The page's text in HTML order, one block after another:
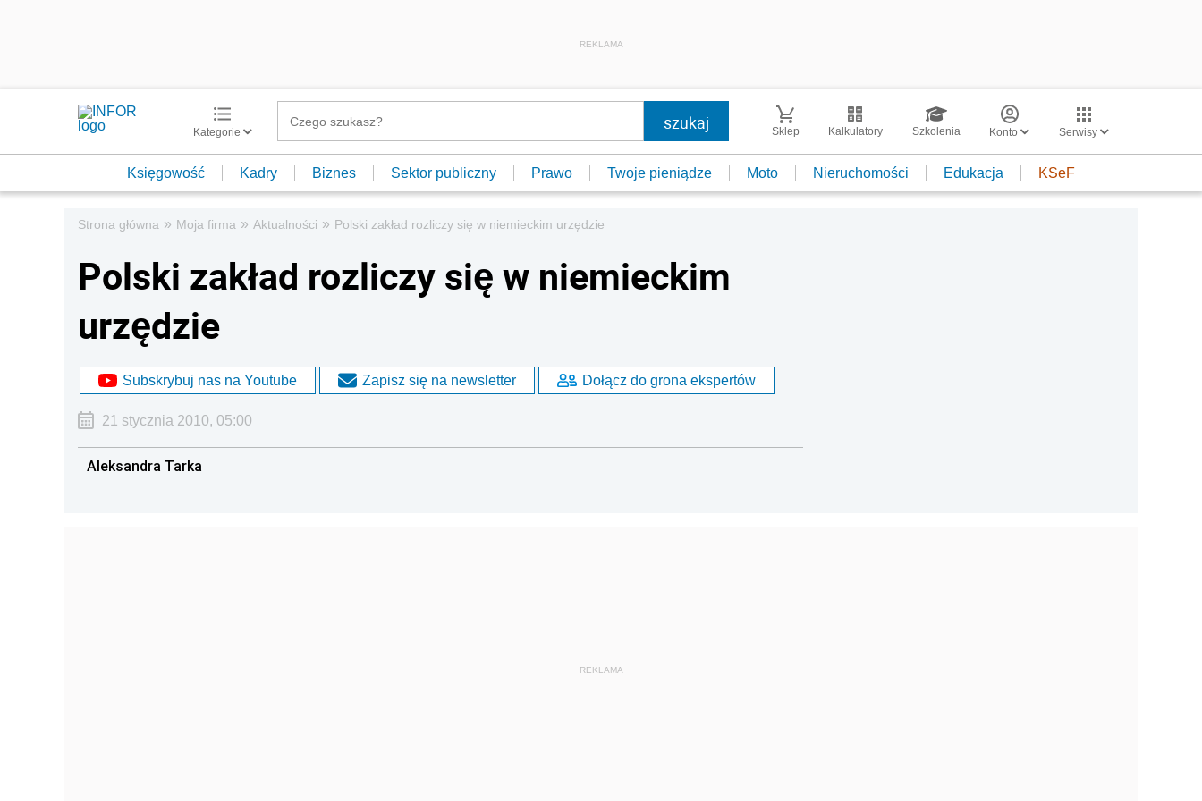
REKLAMA
Kategorie Sklep Kalkulatory Szkolenia Konto Serwisy
Księgowość Kadry Biznes Sektor publiczny Prawo Twoje pieniądze Moto Nieruchomości Edukacja KSeF
Strona główna » Moja firma » Aktualności » Polski zakład rozliczy się w niemieckim urzędzie
Polski zakład rozliczy się w niemieckim
urzędzie
Subskrybuj nas na Youtube Zapisz się na newsletter Dołącz do grona ekspertów
21 stycznia 2010, 05:00
Aleksandra Tarka